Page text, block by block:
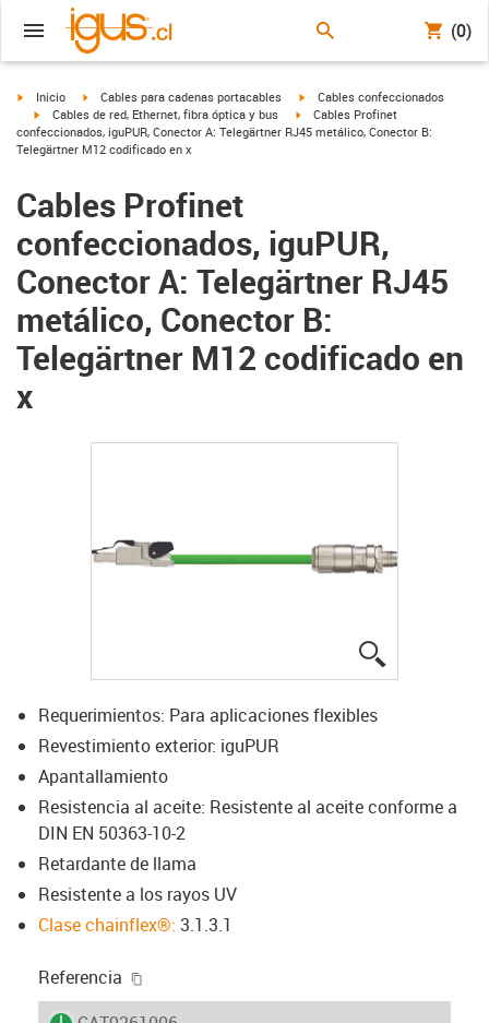
(0)
igus-icon-arrow-right
Inicio igus-icon-arrow-right
Cables para cadenas portacables igus-icon-arrow-right
Cables confeccionados
igus-icon-arrow-right
Cables de red, Ethernet, fibra óptica y bus igus-icon-arrow-right
Cables Profinet
confeccionados, iguPUR, Conector A: Telegärtner RJ45 metálico, Conector B:
Telegärtner M12 codificado en x
Cables Profinet
confeccionados, iguPUR,
Conector A: Telegärtner RJ45
metálico, Conector B:
Telegärtner M12 codificado en
x
Requerimientos: Para aplicaciones flexibles
Revestimiento exterior: iguPUR
Apantallamiento
Resistencia al aceite: Resistente al aceite conforme a
DIN EN 50363-10-2
Retardante de llama
Resistente a los rayos UV
Clase chainflex®: 3.1.3.1
Referencia